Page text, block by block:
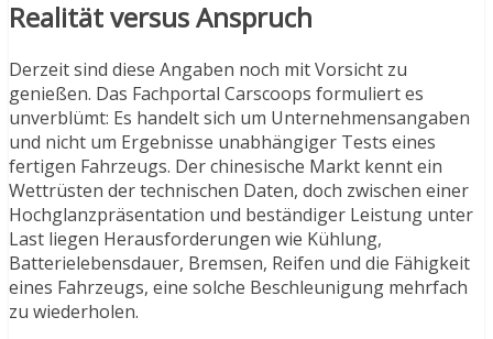
Realität versus Anspruch
Derzeit sind diese Angaben noch mit Vorsicht zu
genießen. Das Fachportal Carscoops formuliert es
unverblümt: Es handelt sich um Unternehmensangaben
und nicht um Ergebnisse unabhängiger Tests eines
fertigen Fahrzeugs. Der chinesische Markt kennt ein
Wettrüsten der technischen Daten, doch zwischen einer
Hochglanzpräsentation und beständiger Leistung unter
Last liegen Herausforderungen wie Kühlung,
Batterielebensdauer, Bremsen, Reifen und die Fähigkeit
eines Fahrzeugs, eine solche Beschleunigung mehrfach
zu wiederholen.